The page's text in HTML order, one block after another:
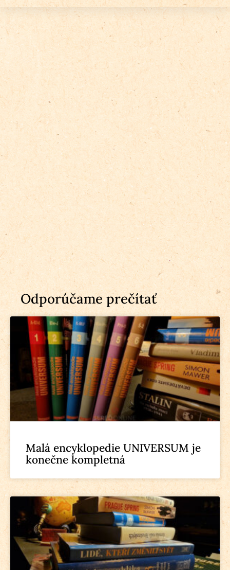
Odporúčame prečítať
Malá encyklopedie UNIVERSUM je
konečne kompletná